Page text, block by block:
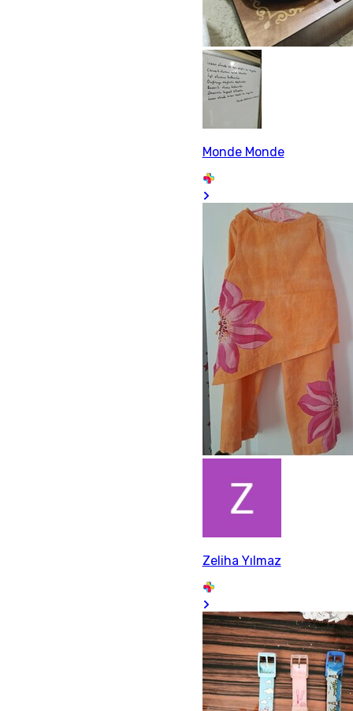
Monde Monde
Zeliha Yılmaz